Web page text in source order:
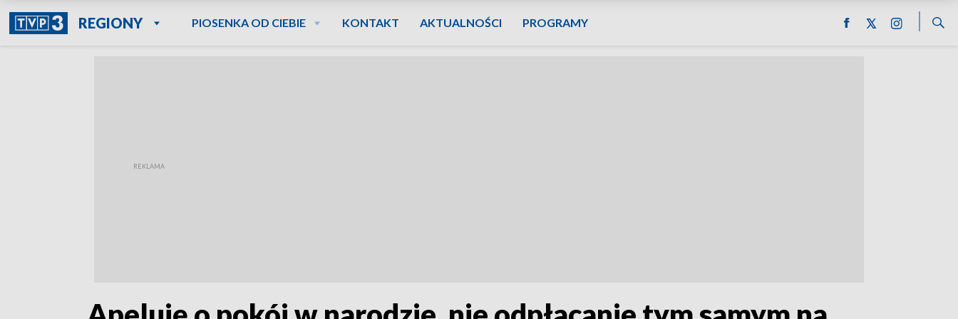
REGIONY PIOSENKA OD CIEBIE KONTAKT AKTUALNOŚCI PROGRAMY